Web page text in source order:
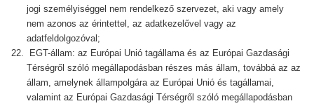
jogi személyiséggel nem rendelkező szervezet, aki vagy amely
nem azonos az érintettel, az adatkezelővel vagy az
adatfeldolgozóval;
EGT-állam: az Európai Unió tagállama és az Európai Gazdasági
Térségről szóló megállapodásban részes más állam, továbbá az az
állam, amelynek állampolgára az Európai Unió és tagállamai,
valamint az Európai Gazdasági Térségről szóló megállapodásban